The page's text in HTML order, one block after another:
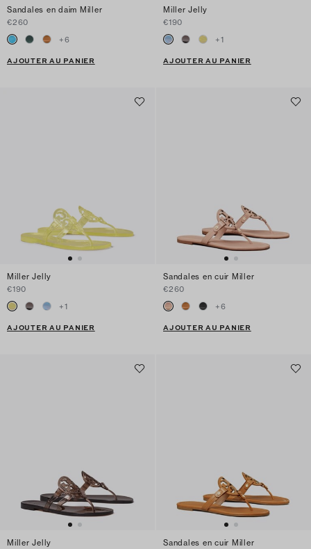
Sandales en daim Miller
€260
+6
AJOUTER AU PANIER
Miller Jelly
€190
+1
AJOUTER AU PANIER
Miller Jelly
€190
+1
AJOUTER AU PANIER
Sandales en cuir Miller
€260
+6
AJOUTER AU PANIER
Miller Jelly
Sandales en cuir Miller